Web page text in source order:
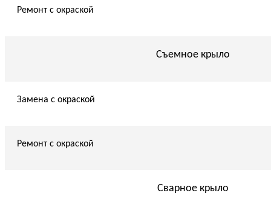
Ремонт с окраской
Съемное крыло
Замена с окраской
Ремонт с окраской
Сварное крыло